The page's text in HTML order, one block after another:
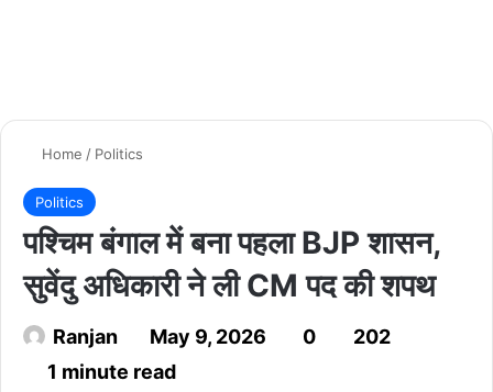
Home / Politics
Politics
पश्चिम बंगाल में बना पहला BJP शासन,
सुवेंदु अधिकारी ने ली CM पद की शपथ
Ranjan May 9, 2026 0
202
1 minute read